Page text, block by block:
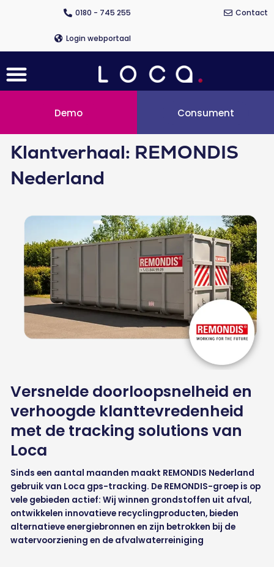
0180 - 745 255 Contact
Login webportaal
Menu
Demo Consument
Klantverhaal: REMONDIS
Nederland
Versnelde doorloopsnelheid en
verhoogde klanttevredenheid
met de tracking solutions van
Loca
Sinds een aantal maanden maakt REMONDIS Nederland
gebruik van Loca gps-tracking. De REMONDIS-groep is op
vele gebieden actief: Wij winnen grondstoffen uit afval,
ontwikkelen innovatieve recyclingproducten, bieden
alternatieve energiebronnen en zijn betrokken bij de
watervoorziening en de afvalwaterreiniging